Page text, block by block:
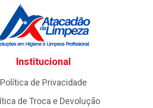
Institucional
Política de Privacidade
de Troca e Devolução